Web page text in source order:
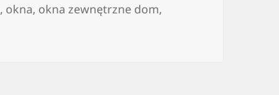
, okna, okna zewnętrzne dom,